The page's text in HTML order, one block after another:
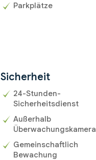
Parkplätze
Sicherheit
24-Stunden-
Sicherheitsdienst
Außerhalb
Überwachungskamera
Gemeinschaftlich
Bewachung